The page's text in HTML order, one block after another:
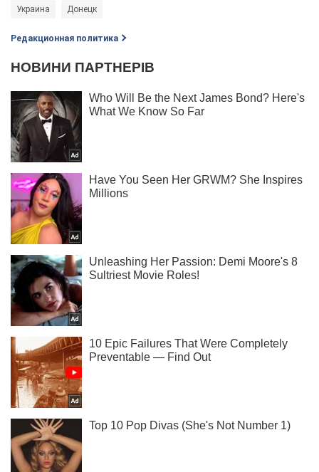
Украина Донецк
Редакционная политика